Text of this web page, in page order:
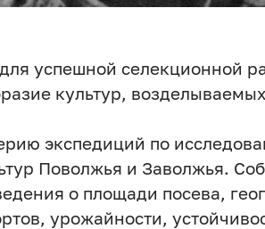
успешной селекционной
культур,
экспедиций по
Поволжья и Заволжья.
о площади посева,
урожайности,